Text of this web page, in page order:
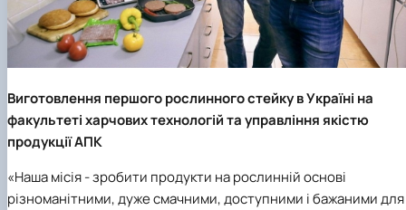
Виготовлення першого рослинного стейку в Україні на
факультеті харчових технологій та управління якістю
продукції АПК
«Наша місія - зробити продукти на рослинній основі
різноманітними, дуже смачними, доступними і бажаними для